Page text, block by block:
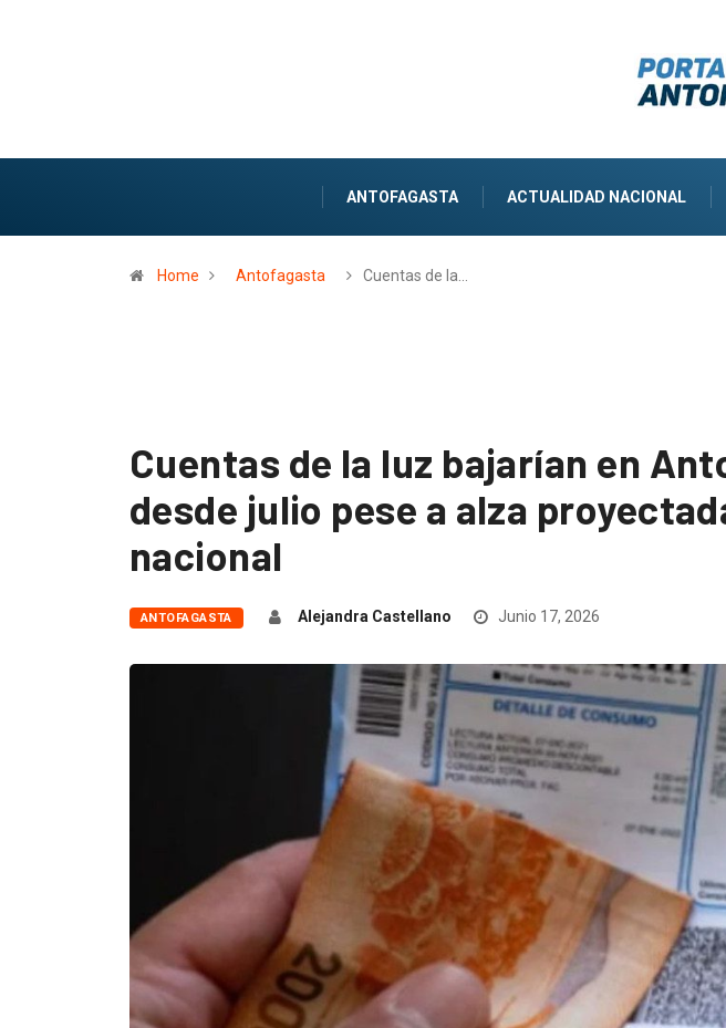
ANTOFAGASTA ACTUALIDAD NACIONAL
Home Antofagasta Cuentas de la…
Cuentas de la luz bajarían en
desde julio pese a alza
nacional
ANTOFAGASTA Alejandra Castellano Junio 17, 2026